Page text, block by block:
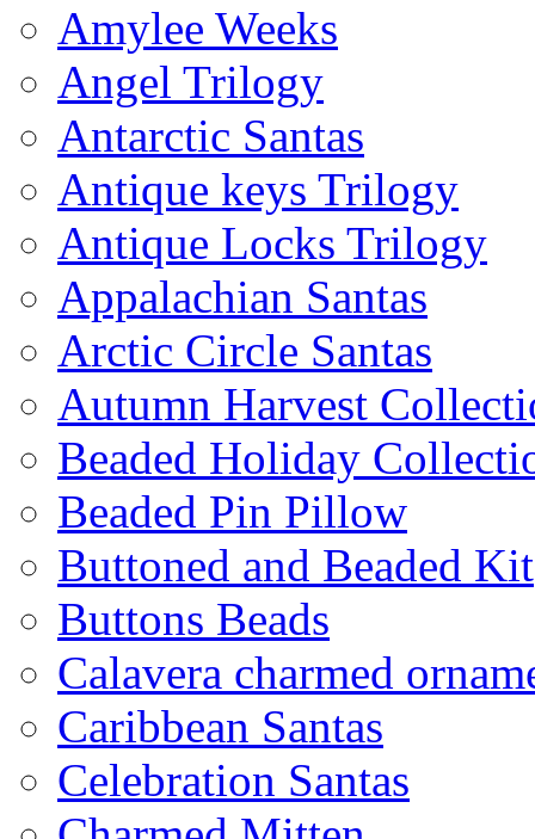
Amylee Weeks
Angel Trilogy
Antarctic Santas
Antique keys Trilogy
Antique Locks Trilogy
Appalachian Santas
Arctic Circle Santas
Autumn Harvest
Beaded Holiday
Beaded Pin Pillow
Buttoned and Beaded Kit
Buttons Beads
Calavera charmed
Caribbean Santas
Celebration Santas